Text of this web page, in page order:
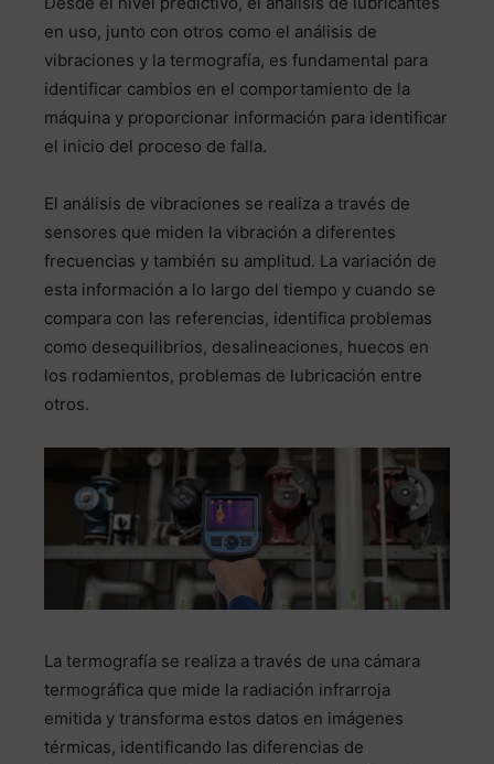
en uso, junto con otros como el análisis de
vibraciones y la termografía, es fundamental para
identificar cambios en el comportamiento de la
máquina y proporcionar información para identificar
el inicio del proceso de falla.
El análisis de vibraciones se realiza a través de
sensores que miden la vibración a diferentes
frecuencias y también su amplitud. La variación de
esta información a lo largo del tiempo y cuando se
compara con las referencias, identifica problemas
como desequilibrios, desalineaciones, huecos en
los rodamientos, problemas de lubricación entre
otros.
La termografía se realiza a través de una cámara
termográfica que mide la radiación infrarroja
emitida y transforma estos datos en imágenes
térmicas, identificando las diferencias de